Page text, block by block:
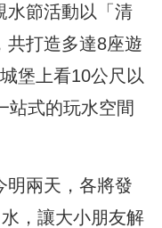
水節活動以「清
共打造多達8座遊
堡上看10公尺以
站式的玩水空間
明兩天，各將發
，讓大小朋友解